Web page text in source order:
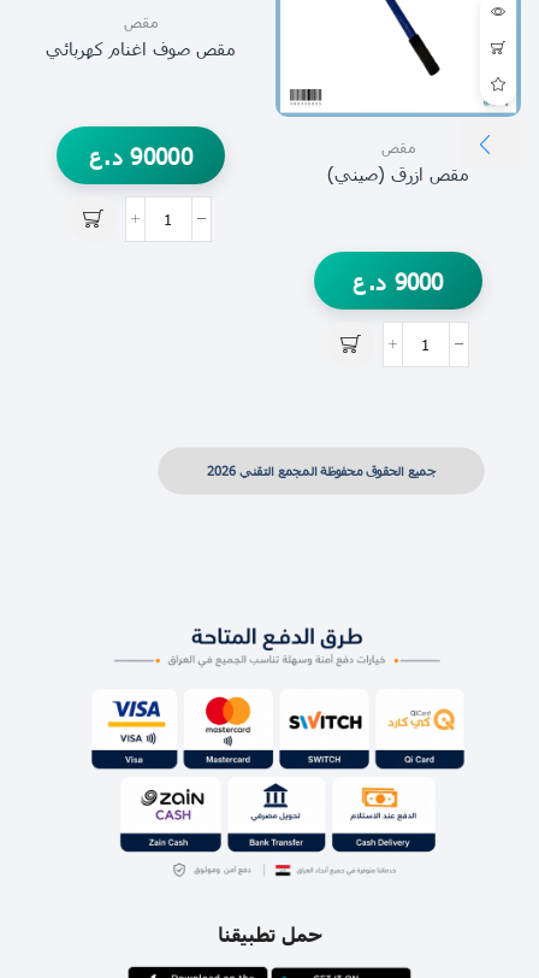
مقص
مقص ازرق (صيني)
9000 د.ع
مقص
مقص صوف اغنام كهربائي
90000 د.ع
جميع الحقوق محفوظة المجمع التقني 2026
حمل تطبيقنا